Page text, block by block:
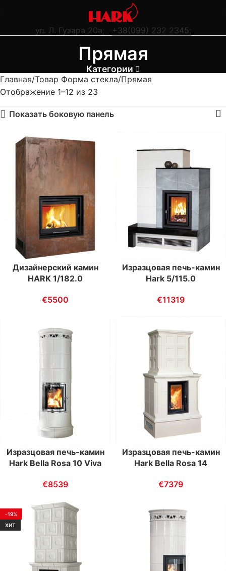
ул. Л. Гузара 20а; +38(099) 232 2345;
Прямая
Категории
Главная Товар Форма стекла Прямая
Отображение 1–12 из 23
Показать боковую панель
Дизайнерский камин
HARK 1/182.0
€5500
Изразцовая печь-камин
Hark 5/115.0
€11319
Изразцовая печь-камин
Hark Bella Rosa 10 Viva
€8539
Изразцовая печь-камин
Hark Bella Rosa 14
€7379
-19%
ХИТ